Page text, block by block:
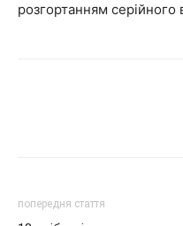
розгортанням серійного
попередня стаття